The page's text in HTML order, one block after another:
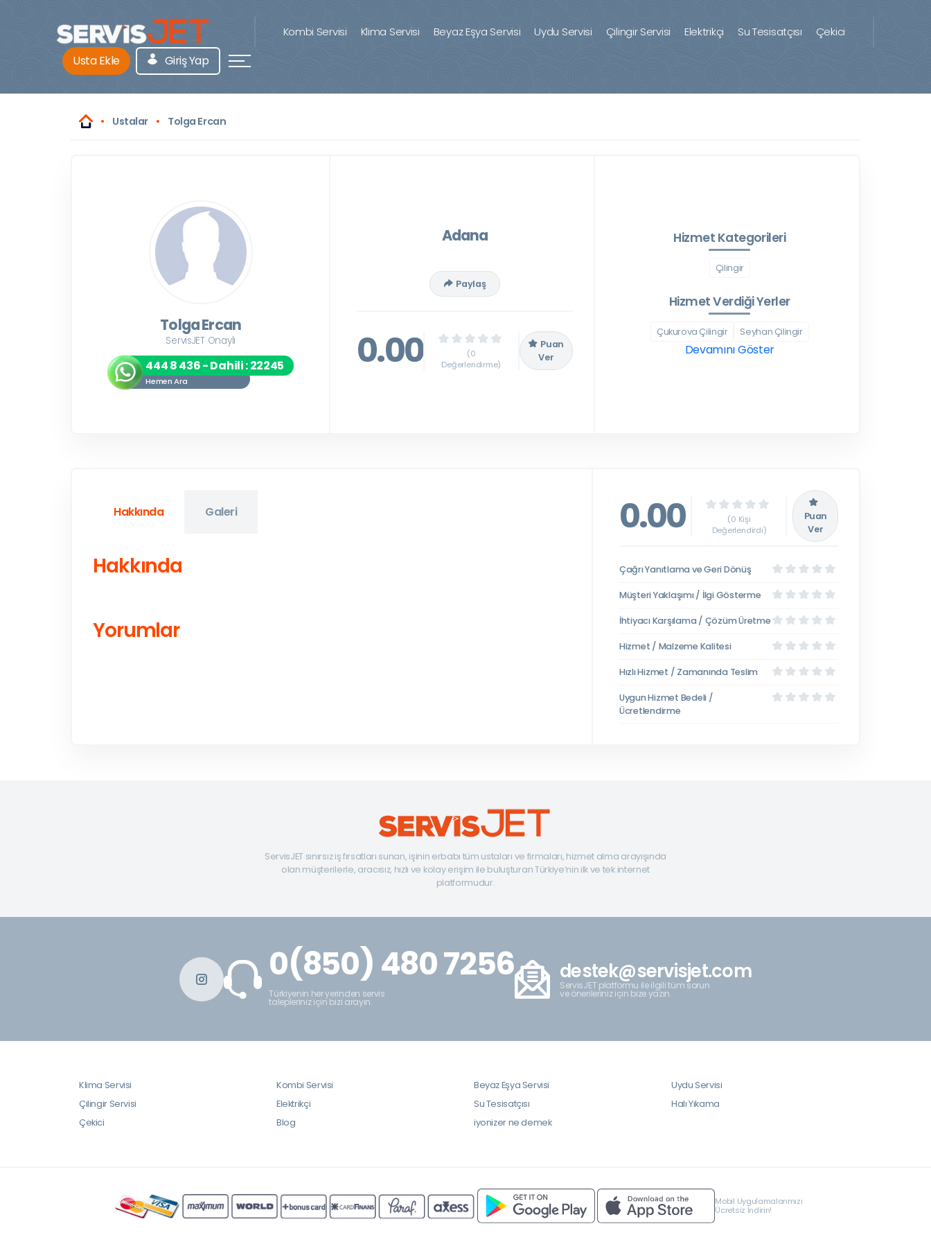
Kombi Servisi Klima Servisi Beyaz Eşya Servisi Uydu Servisi Çilingir Servisi Elektrikçi Su Tesisatçısı Çekici
Usta Ekle Giriş Yap
Ustalar Tolga Ercan
Tolga Ercan
ServisJET Onaylı
444 8 436 - Dahili : 22245
Hemen Ara
Adana
Paylaş
0.00
(0
Değerlendirme)
Puan
Ver
Hizmet Kategorileri
Çilingir
Hizmet Verdiği Yerler
Çukurova Çilingir Seyhan Çilingir
Devamını Göster
Hakkında Galeri
Hakkında
Yorumlar
0.00
(0 Kişi
Değerlendirdi)
Puan
Ver
Çağrı Yanıtlama ve Geri Dönüş
Müşteri Yaklaşımı / İlgi Gösterme
İhtiyacı Karşılama / Çözüm Üretme
Hizmet / Malzeme Kalitesi
Hızlı Hizmet / Zamanında Teslim
Uygun Hizmet Bedeli /
Ücretlendirme
ServisJET sınırsız iş fırsatları sunan, işinin erbabı tüm ustaları ve firmaları, hizmet alma arayışında
olan müşterilerle, aracısız, hızlı ve kolay erişim ile buluşturan Türkiye’nin ilk ve tek internet
platformudur.
0(850) 480 7256
Türkiyenin her yerinden servis
talepleriniz için bizi arayın.
destek@servisjet.com
ServisJET platformu ile ilgili tüm sorun
ve önerileriniz için bize yazın.
Klima Servisi Kombi Servisi Beyaz Eşya Servisi
Uydu Servisi
Çilingir Servisi
Elektrikçi Su Tesisatçısı
Halı Yıkama
Çekici
Blog iyonizer ne demek
Mobil Uygulamalarımızı
Ücretsiz İndirin!